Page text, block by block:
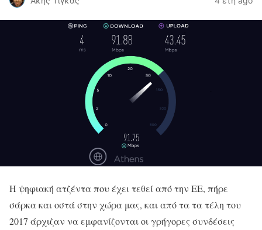
Η ψηφιακή ατζέντα που έχει τεθεί από την ΕΕ, πήρε
σάρκα και οστά στην χώρα μας, και από τα τα τέλη του
2017 άρχιζαν να εμφανίζονται οι γρήγορες συνδέσεις